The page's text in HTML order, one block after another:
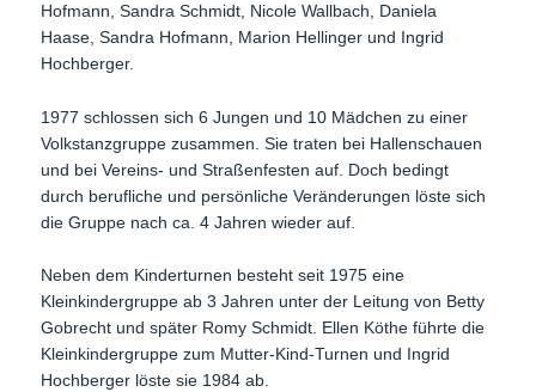
Hofmann, Sandra Schmidt, Nicole Wallbach, Daniela
Haase, Sandra Hofmann, Marion Hellinger und Ingrid
Hochberger.
1977 schlossen sich 6 Jungen und 10 Mädchen zu einer
Volkstanzgruppe zusammen. Sie traten bei Hallenschauen
und bei Vereins- und Straßenfesten auf. Doch bedingt
durch berufliche und persönliche Veränderungen löste sich
die Gruppe nach ca. 4 Jahren wieder auf.
Neben dem Kinderturnen besteht seit 1975 eine
Kleinkindergruppe ab 3 Jahren unter der Leitung von Betty
Gobrecht und später Romy Schmidt. Ellen Köthe führte die
Kleinkindergruppe zum Mutter-Kind-Turnen und Ingrid
Hochberger löste sie 1984 ab.